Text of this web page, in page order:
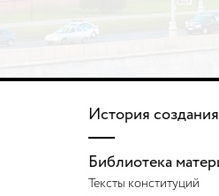
История создания
Библиотека
Тексты конституций